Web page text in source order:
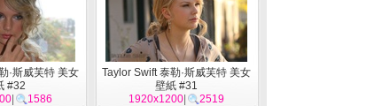
·斯威芙特 美女
#32
1586
Taylor Swift 泰勒·斯威芙特 美女
壁紙 #31
1920x1200
2519